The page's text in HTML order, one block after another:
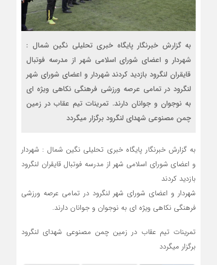
به گزارش خبرنگار پایگاه خبری تحلیلی نگین شمال :
شهردار و اعضای شورای اسلامی شهر از مدرسه فوتبال
قایقران لنگرود بازدید کردند شهردار و اعضای شورای شهر
لنگرود در تمامی عرصه ورزشی فرهنگی نکاهی ویژه ای
به نوجوان و جوانان دارند. تمرینات تیم عقاب در زمین
چمن مصنوعی شهدای لنگرود برگزار میگردد
به گزارش خبرنگار پایگاه خبری تحلیلی نگین شمال : شهردار
و اعضای شورای اسلامی شهر از مدرسه فوتبال قایقران لنگرود
بازدید کردند
شهردار و اعضای شورای شهر لنگرود در تمامی عرصه ورزشی
فرهنگی نکاهی ویژه ای به نوجوان و جوانان دارند.
تمرینات تیم عقاب در زمین چمن مصنوعی شهدای لنگرود
برگزار میگردد